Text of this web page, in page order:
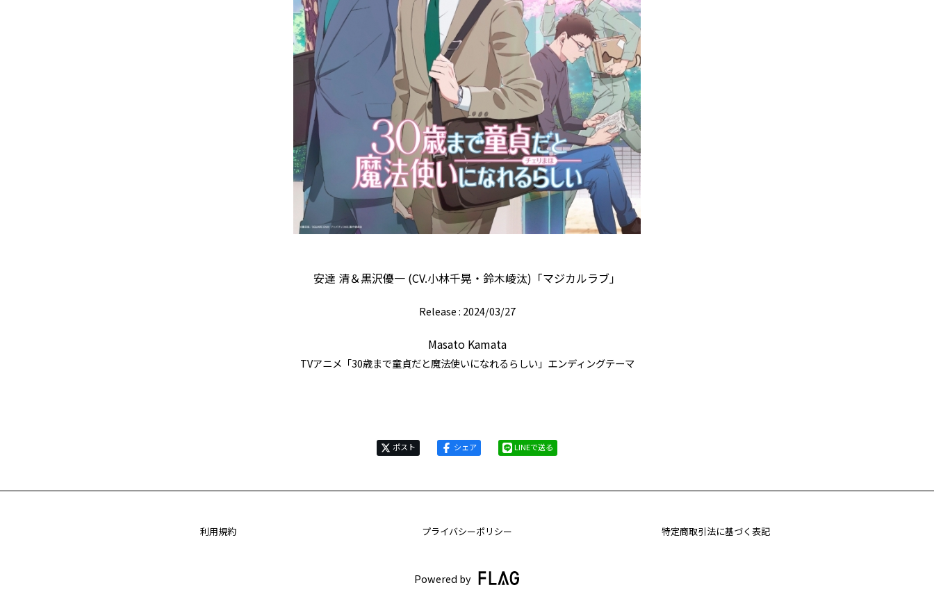
安達 清＆黒沢優一 (CV.小林千晃・鈴木崚汰)「マジカルラブ」
Release : 2024/03/27
Masato Kamata
TVアニメ「30歳まで童貞だと魔法使いになれるらしい」エンディングテーマ
ポスト シェア LINEで送る
利用規約 プライバシーポリシー 特定商取引法に基づく表記
Powered by